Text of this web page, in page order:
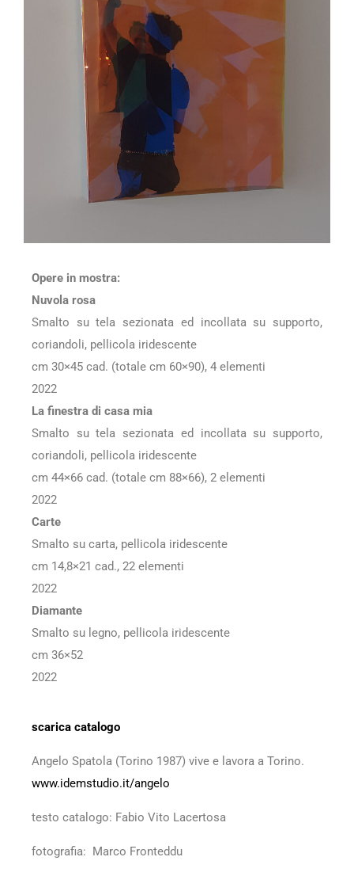
Opere in mostra:
Nuvola rosa
Smalto su tela sezionata ed incollata su supporto,
coriandoli, pellicola iridescente
cm 30×45 cad. (totale cm 60×90), 4 elementi
2022
La finestra di casa mia
Smalto su tela sezionata ed incollata su supporto,
coriandoli, pellicola iridescente
cm 44×66 cad. (totale cm 88×66), 2 elementi
2022
Carte
Smalto su carta, pellicola iridescente
cm 14,8×21 cad., 22 elementi
2022
Diamante
Smalto su legno, pellicola iridescente
cm 36×52
2022
scarica catalogo
Angelo Spatola (Torino 1987) vive e lavora a Torino.
www.idemstudio.it/angelo
testo catalogo: Fabio Vito Lacertosa
fotografia: Marco Fronteddu